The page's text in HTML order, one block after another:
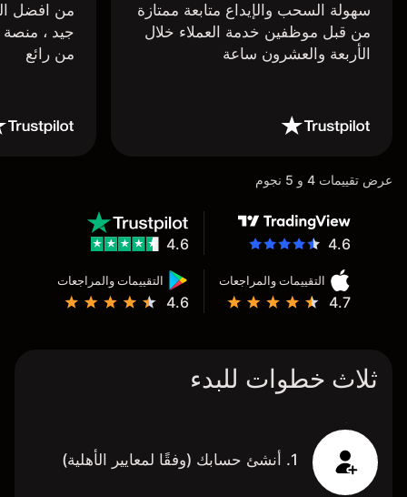
سهولة السحب والإيداع متابعة ممتازة
من قبل موظفين خدمة العملاء خلال
الأربعة والعشرون ساعة
من افضل
جيد ،
من رائع
عرض تقييمات 4 و 5 نجوم
4.6
التقييمات والمراجعات
4.7
التقييمات والمراجعات
4.6
4.6
ثلاث خطوات للبدء
1. أنشئ حسابك (وفقًا لمعايير الأهلية)